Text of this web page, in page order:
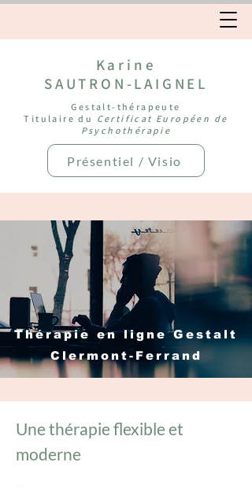
Karine
SAUTRON-LAIGNEL
Gestalt-thérapeute
Titulaire du Certificat Européen de
Psychothérapie
Présentiel / Visio
Thérapie en ligne Gestalt
Clermont-Ferrand
Une thérapie flexible et
moderne